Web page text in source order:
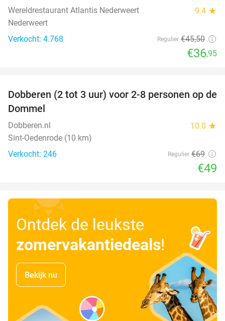
Wereldrestaurant Atlantis Nederweert 9.4 star
Nederweert
Verkocht: 4.768
Regulier €45,50
€36,95
29%
Dobberen (2 tot 3 uur) voor 2-8 personen op de
Dommel
Dobberen.nl 10.0 star
Sint-Oedenrode (10 km)
Verkocht: 246
Regulier €69
€49
Ontdek de leukste
zomervakantiedeals!
Bekijk nu